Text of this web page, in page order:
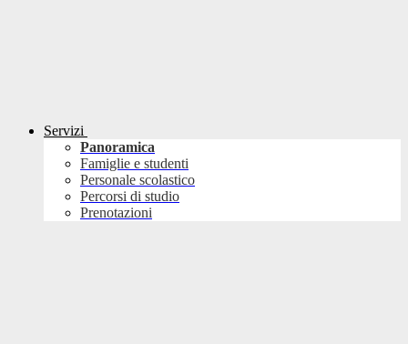
Servizi
Panoramica
Famiglie e studenti
Personale scolastico
Percorsi di studio
Prenotazioni